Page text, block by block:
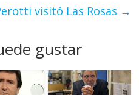
visitó Las Rosas →
gustar